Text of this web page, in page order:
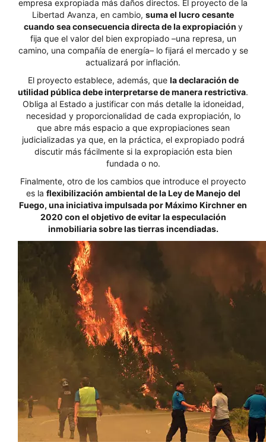
empresa expropiada más daños directos. El proyecto de la
Libertad Avanza, en cambio, suma el lucro cesante
cuando sea consecuencia directa de la expropiación y
fija que el valor del bien expropiado –una represa, un
camino, una compañía de energía– lo fijará el mercado y se
actualizará por inflación.
El proyecto establece, además, que la declaración de
utilidad pública debe interpretarse de manera restrictiva.
Obliga al Estado a justificar con más detalle la idoneidad,
necesidad y proporcionalidad de cada expropiación, lo
que abre más espacio a que expropiaciones sean
judicializadas ya que, en la práctica, el expropiado podrá
discutir más fácilmente si la expropiación esta bien
fundada o no.
Finalmente, otro de los cambios que introduce el proyecto
es la flexibilización ambiental de la Ley de Manejo del
Fuego, una iniciativa impulsada por Máximo Kirchner en
2020 con el objetivo de evitar la especulación
inmobiliaria sobre las tierras incendiadas.